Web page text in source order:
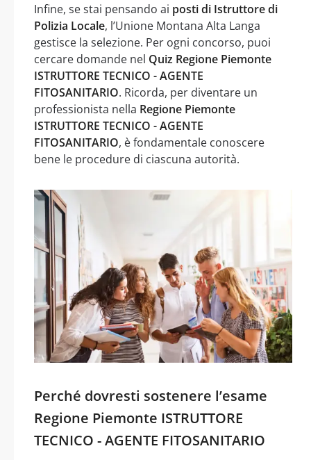
Infine, se stai pensando ai posti di Istruttore di
Polizia Locale, l’Unione Montana Alta Langa
gestisce la selezione. Per ogni concorso, puoi
cercare domande nel Quiz Regione Piemonte
ISTRUTTORE TECNICO - AGENTE
FITOSANITARIO. Ricorda, per diventare un
professionista nella Regione Piemonte
ISTRUTTORE TECNICO - AGENTE
FITOSANITARIO, è fondamentale conoscere
bene le procedure di ciascuna autorità.
Perché dovresti sostenere l’esame
Regione Piemonte ISTRUTTORE
TECNICO - AGENTE FITOSANITARIO